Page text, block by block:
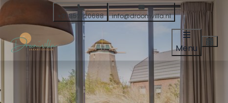
+31 852220688 info@droomvilla.nl
Menu